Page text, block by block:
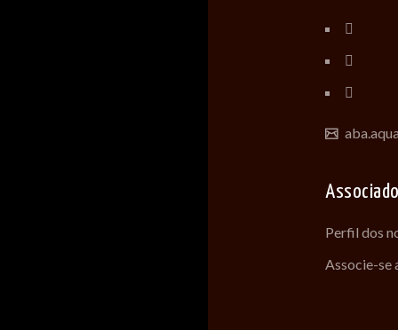
Perfil dos
Associe-se